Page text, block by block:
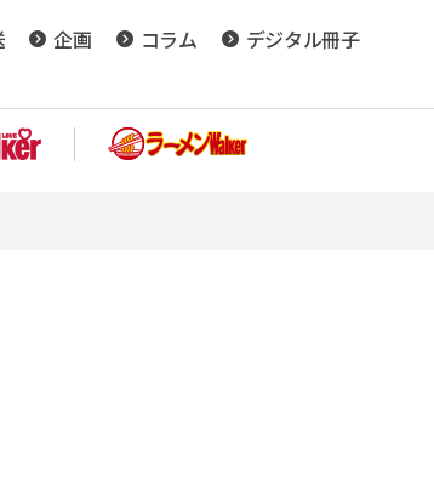
企画 コラム
デジタル冊子